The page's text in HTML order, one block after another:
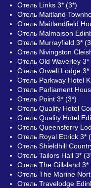
Отель Links 3* (3*)
Отель Maitland
Отель Maitlandfield
Отель Malmaison
Отель Murrayfield 3*
Отель Nivingston
Отель Old Waverley 3*
Отель Orwell Lodge 3*
Отель Parkway Hotel
Отель Parliament
Отель Point 3* (3*)
Отель Quality Hotel
Отель Quality Hotel
Отель Queensferry
Отель Royal Ettrick 3*
Отель Shieldhill
Отель Tailors Hall 3*
Отель The Gillsland 3*
Отель The Marine
Отель Travelodge